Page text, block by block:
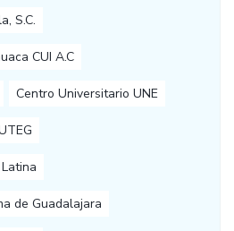
S.C.
CUI A.C
Centro Universitario UNE
de Guadalajara